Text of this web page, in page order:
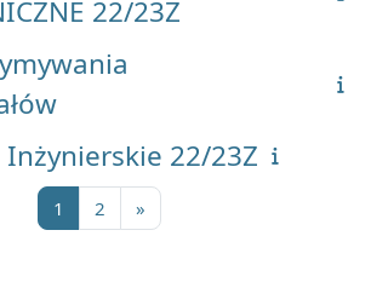
22/23Z
22/23Z
1 Strona 1
2 Strona 2
»